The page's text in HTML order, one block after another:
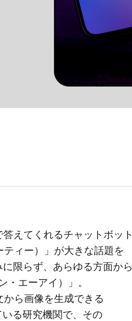
えてくれる​チャットボット​
ティー）」が​大きな​話題を​
限らず、​あらゆる​方​面から​
エーアイ）」。​
ら​画像を​生成できる​
る​研究機関で、​その​